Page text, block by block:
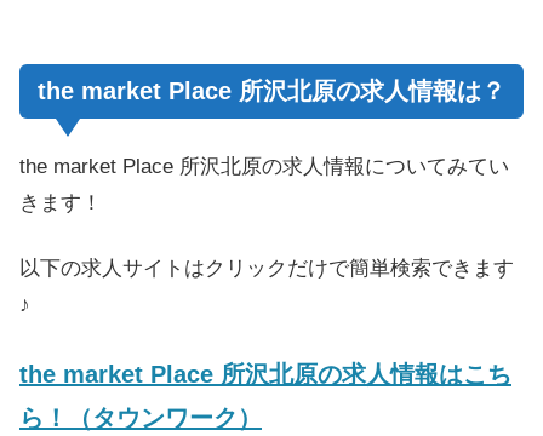
the market Place 所沢北原の求人情報は？
the market Place 所沢北原の求人情報についてみてい
きます！
以下の求人サイトはクリックだけで簡単検索できます
♪
the market Place 所沢北原の求人情報はこち
ら！（タウンワーク）